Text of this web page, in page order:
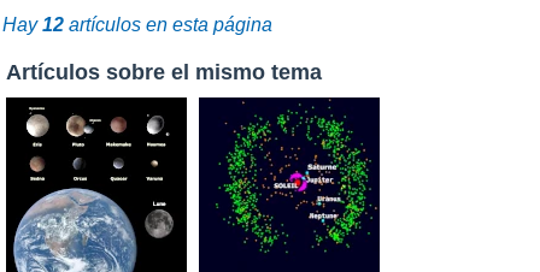
Hay12artículos en esta página
Artículos sobre el mismo tema